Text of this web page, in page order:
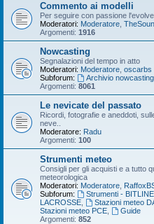
Commento ai modelli
Per seguire con passione
Moderatori: Moderatore
Argomenti: 1916
Nowcasting
Segnalazioni del tempo in atto
Moderatori: Moderatore oscarbs
Subforum:
Archivio nowcasting,
Argomenti: 8061
Le nevicate del passato
Ricordi, fotografie e aneddoti,
neve..
Moderatore: Radu
Argomenti: 100
Strumenti meteo
Consigli per gli acquisti e a tutto
meteorologica
Moderatori: Moderatore
Subforum:
Strumenti - BITLINE,
LACROSSE
Stazioni meteo
Stazioni meteo PCE
Guide
Argomenti: 852